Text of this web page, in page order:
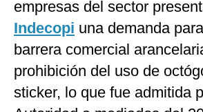
empresas del sector
Indecopi una demanda
barrera comercial
prohibición del uso de
sticker, lo que fue admitida